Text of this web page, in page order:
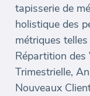
tapisserie de
holistique des
métriques
Répartition des
Trimestrielle,
Nouveaux